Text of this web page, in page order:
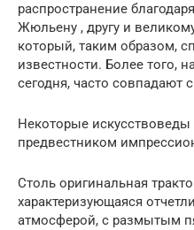
распространение
Жюльену , другу и
который, таким образом,
известности. Более того,
сегодня, часто совпадают
Некоторые искусствоведы
предвестником
Столь оригинальная
характеризующаяся
атмосферой, с размытым